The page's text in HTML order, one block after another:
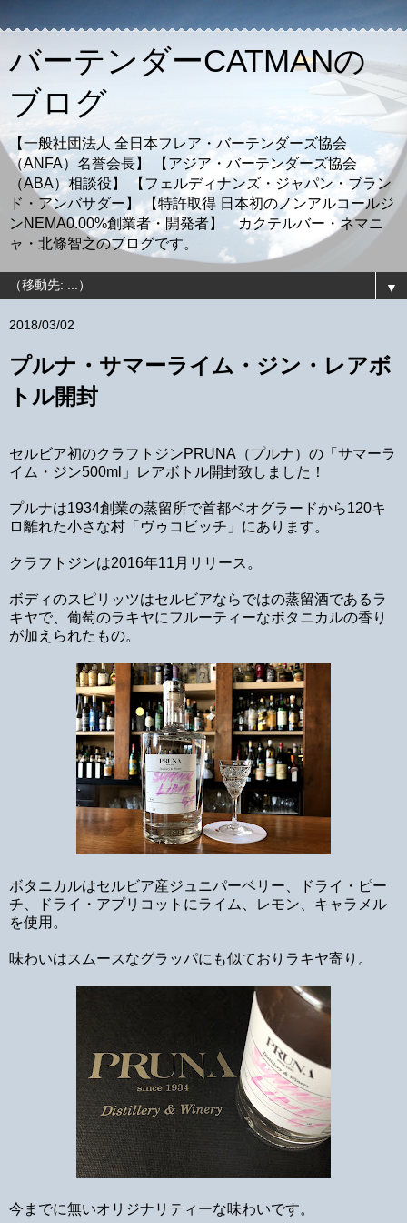
バーテンダーCATMANの
ブログ
【一般社団法人 全日本フレア・バーテンダーズ協会
（ANFA）名誉会長】 【アジア・バーテンダーズ協会
（ABA）相談役】 【フェルディナンズ・ジャパン・ブラン
ド・アンバサダー】 【特許取得 日本初のノンアルコールジ
ンNEMA0.00%創業者・開発者】 カクテルバー・ネマニ
ャ・北條智之のブログです。
▼
2018/03/02
プルナ・サマーライム・ジン・レアボ
トル開封
セルビア初のクラフトジンPRUNA（プルナ）の「サマーラ
イム・ジン500ml」レアボトル開封致しました！
プルナは1934創業の蒸留所で首都ベオグラードから120キ
ロ離れた小さな村「ヴゥコビッチ」にあります。
クラフトジンは2016年11月リリース。
ボディのスピリッツはセルビアならではの蒸留酒であるラ
キヤで、葡萄のラキヤにフルーティーなボタニカルの香り
が加えられたもの。
ボタニカルはセルビア産ジュニパーベリー、ドライ・ピー
チ、ドライ・アプリコットにライム、レモン、キャラメル
を使用。
味わいはスムースなグラッパにも似ておりラキヤ寄り。
今までに無いオリジナリティーな味わいです。